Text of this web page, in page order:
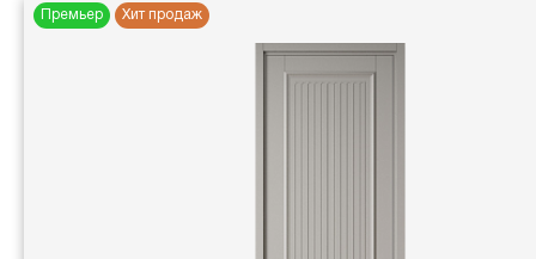
Премьер Хит продаж